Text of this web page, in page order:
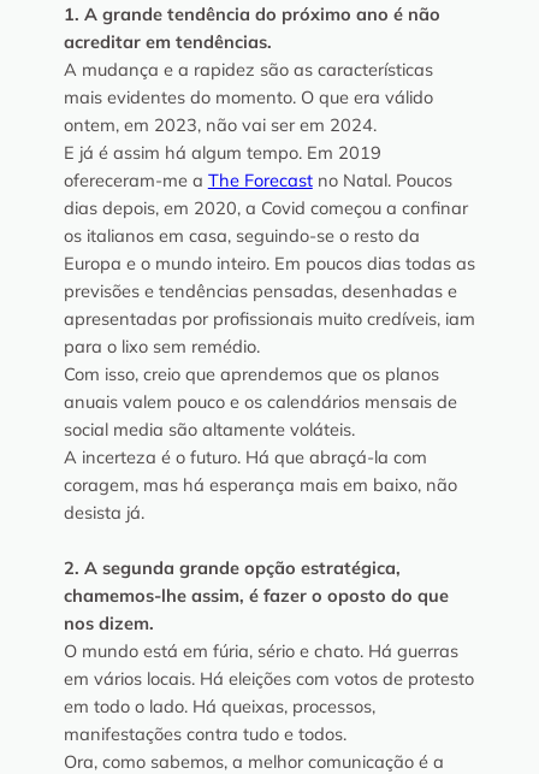
1. A grande tendência do próximo ano é não
acreditar em tendências.
A mudança e a rapidez são as características
mais evidentes do momento. O que era válido
ontem, em 2023, não vai ser em 2024.
E já é assim há algum tempo. Em 2019
ofereceram-me a The Forecastno Natal. Poucos
dias depois, em 2020, a Covid começou a confinar
os italianos em casa, seguindo-se o resto da
Europa e o mundo inteiro. Em poucos dias todas as
previsões e tendências pensadas, desenhadas e
apresentadas por profissionais muito credíveis, iam
para o lixo sem remédio.
Com isso, creio que aprendemos que os planos
anuais valem pouco e os calendários mensais de
social media são altamente voláteis.
A incerteza é o futuro. Há que abraçá-la com
coragem, mas há esperança mais em baixo, não
desista já.
2. A segunda grande opção estratégica,
chamemos-lhe assim, é fazer o oposto do que
nos dizem.
O mundo está em fúria, sério e chato. Há guerras
em vários locais. Há eleições com votos de protesto
em todo o lado. Há queixas, processos,
manifestações contra tudo e todos.
Ora, como sabemos, a melhor comunicação é a